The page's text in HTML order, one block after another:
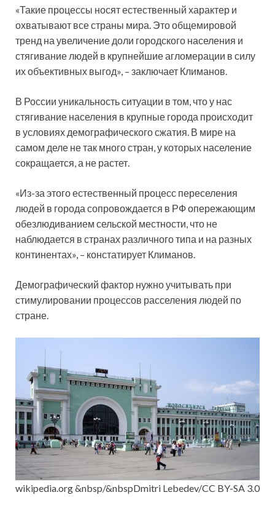
«Такие процессы носят естественный характер и
охватывают все страны мира. Это общемировой
тренд на увеличение доли городского населения и
стягивание людей в крупнейшие агломерации в силу
их объективных выгод», – заключает Климанов.
В России уникальность ситуации в том, что у нас
стягивание населения в крупные города происходит
в условиях демографического сжатия. В мире на
самом деле не так много стран, у которых население
сокращается, а не растет.
«Из-за этого естественный процесс переселения
людей в города сопровождается в РФ опережающим
обезлюдиванием сельской местности, что не
наблюдается в странах различного типа и на разных
континентах», – констатирует Климанов.
Демографический фактор нужно учитывать при
стимулировании процессов расселения людей по
стране.
wikipedia.org &nbsp/&nbspDmitri Lebedev/CC BY-SA 3.0